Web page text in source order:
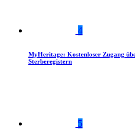
4
MyHeritage: Kostenloser Zugang
Sterberegistern
5